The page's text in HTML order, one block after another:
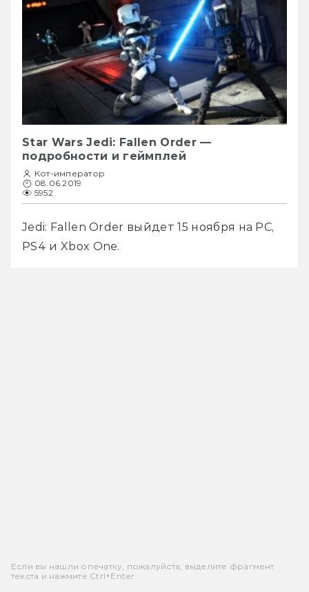
Star Wars Jedi: Fallen Order —
подробности и геймплей
Кот-император
08.06.2019
5952
Jedi: Fallen Order выйдет 15 ноября на PC,
PS4 и Xbox One.
Если вы нашли опечатку, пожалуйста, выделите фрагмент
текста и нажмите Ctrl+Enter.